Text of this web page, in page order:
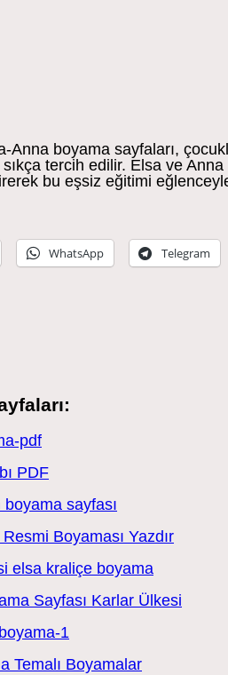
Anna boyama sayfaları,
tercih edilir. Elsa ve
bu eşsiz eğitimi
WhatsApp Telegram
PDF
Boyaması Yazdır
Sayfası Karlar Ülkesi
Temalı Boyamalar